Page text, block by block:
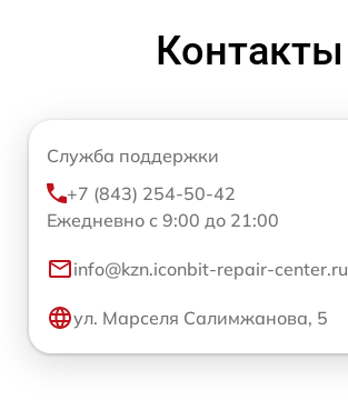
Контакты
Служба поддержки
+7 (843) 254-50-42
Ежедневно с 9:00 до 21:00
info@kzn.iconbit-repair-center.ru
ул. Марселя Салимжанова, 5